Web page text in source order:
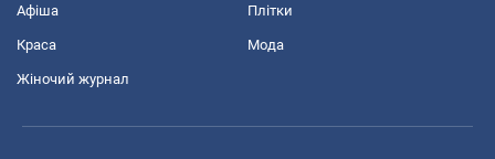
Афіша Плітки
Краса Мода
Жіночий журнал